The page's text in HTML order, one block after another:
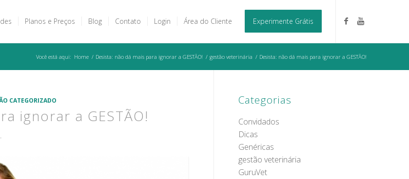
Planos e Preços Blog Contato Login Área do Cliente Experimente Grátis
Você está aqui: Home / Desista: não dá mais para ignorar a GESTÃO! / gestão veterinária / Desista: não dá mais para ignorar a GESTÃO!
CATEGORIZADO
ignorar a GESTÃO!
Categorias
Convidados
Dicas
Genéricas
gestão veterinária
GuruVet